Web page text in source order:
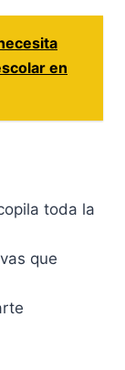
en
toda la
que